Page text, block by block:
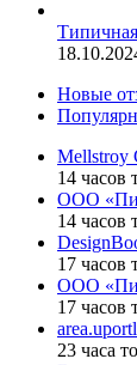
Новые
Mellstroy
14 часов
ООО
14 часов
17 часов
ООО
17 часов
23 часа